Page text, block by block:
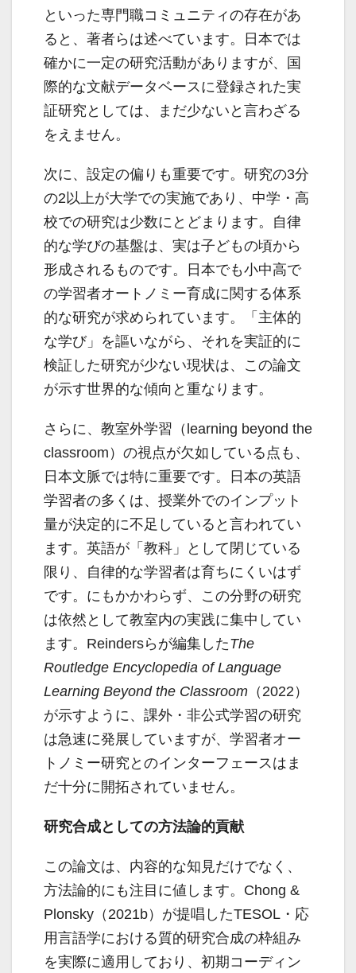
といった専門職コミュニティの存在があ
ると、著者らは述べています。日本では
確かに一定の研究活動がありますが、国
際的な文献データベースに登録された実
証研究としては、まだ少ないと言わざる
をえません。
次に、設定の偏りも重要です。研究の3分
の2以上が大学での実施であり、中学・高
校での研究は少数にとどまります。自律
的な学びの基盤は、実は子どもの頃から
形成されるものです。日本でも小中高で
の学習者オートノミー育成に関する体系
的な研究が求められています。「主体的
な学び」を謳いながら、それを実証的に
検証した研究が少ない現状は、この論文
が示す世界的な傾向と重なります。
さらに、教室外学習（learning beyond the
classroom）の視点が欠如している点も、
日本文脈では特に重要です。日本の英語
学習者の多くは、授業外でのインプット
量が決定的に不足していると言われてい
ます。英語が「教科」として閉じている
限り、自律的な学習者は育ちにくいはず
です。にもかかわらず、この分野の研究
は依然として教室内の実践に集中してい
ます。Reindersらが編集したThe
Routledge Encyclopedia of Language
Learning Beyond the Classroom （2022）
が示すように、課外・非公式学習の研究
は急速に発展していますが、学習者オー
トノミー研究とのインターフェースはま
だ十分に開拓されていません。
研究合成としての方法論的貢献
この論文は、内容的な知見だけでなく、
方法論的にも注目に値します。Chong &
Plonsky（2021b）が提唱したTESOL・応
用言語学における質的研究合成の枠組み
を実際に適用しており、初期コーディン